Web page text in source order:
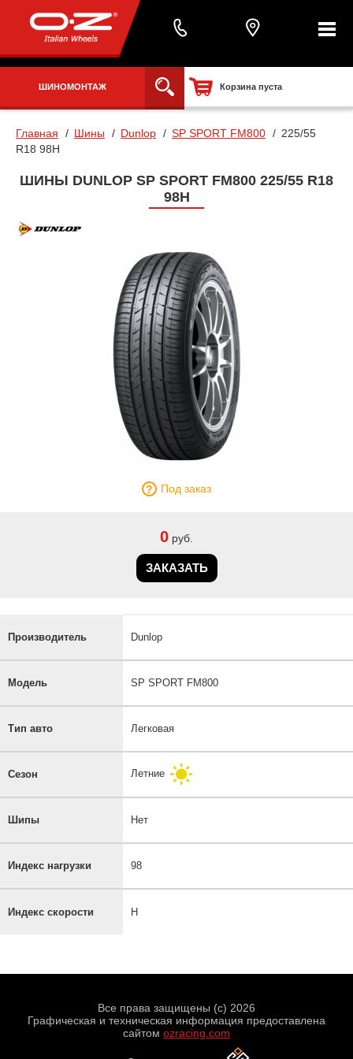
ШИНОМОНТАЖ Корзина пуста
Главная Шины Dunlop SP SPORT FM800
225/55
R18 98H
ШИНЫ DUNLOP SP SPORT FM800 225/55 R18
98H
Под заказ
0 руб.
ЗАКАЗАТЬ
Производитель Dunlop
Модель SP SPORT FM800
Тип авто Легковая
Сезон Летние
Шипы Нет
Индекс нагрузки 98
Индекс скорости H
Все права защищены (с) 2026
Графическая и техническая информация предоставлена
сайтом ozracing.com